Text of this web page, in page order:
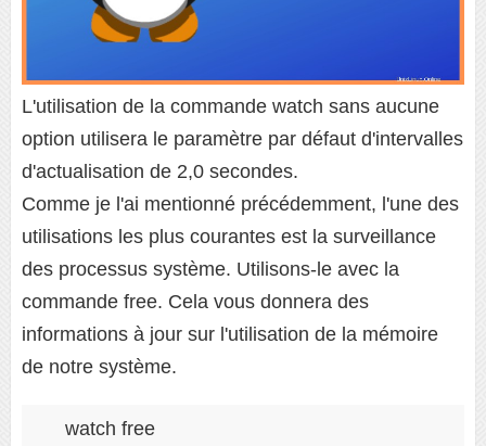
L'utilisation de la commande watch sans aucune
option utilisera le paramètre par défaut d'intervalles
d'actualisation de 2,0 secondes.
Comme je l'ai mentionné précédemment, l'une des
utilisations les plus courantes est la surveillance
des processus système. Utilisons-le avec la
commande free. Cela vous donnera des
informations à jour sur l'utilisation de la mémoire
de notre système.
watch free